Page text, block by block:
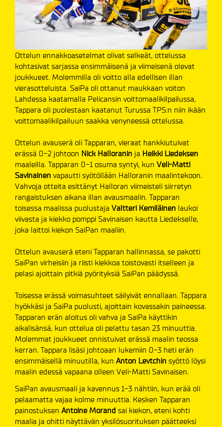
Ottelun ennakkoasetelmat olivat selkeät, ottelussa
kohtasivat sarjassa ensimmäisenä ja viimeisenä olevat
joukkueet. Molemmilla oli voitto alla edellisen illan
vierasotteluista. SaiPa oli ottanut maukkaan voiton
Lahdessa kaatamalla Pelicansin voittomaalikilpailussa,
Tappara oli puolestaan kaatanut Turussa TPS:n niin ikään
voittomaalikilpailuun saakka venyneessä ottelussa.
Ottelun avauserä oli Tapparan, vieraat hankkiutuivat
erässä 0-2 johtoon Nick Halloranin ja Heikki Liedeksen
maaleilla. Tapparan 0-1 osuma syntyi, kun Veli-Matti
Savinainen vapautti syötöllään Halloranin maalintekoon.
Vahvoja otteita esittänyt Halloran viimeisteli siirretyn
rangaistuksen aikana illan avausmaalin. Tapparan
toisessa maalissa puolustaja Valtteri Kemiläinen laukoi
viivasta ja kiekko pomppi Savinaisen kautta Liedekselle,
joka laittoi kiekon SaiPan maaliin.
Ottelun avauserä eteni Tapparan hallinnassa, se pakotti
SaiPan virheisiin ja riisti kiekkoa toistovasti itselleen ja
pelasi ajoittain pitkiä pyörityksiä SaiPan päädyssä.
Toisessa erässä voimasuhteet säilyivät ennallaan. Tappara
hyökkäsi ja SaiPa puolusti, ajoittain kovassakin paineessa.
Tapparan erän aloitus oli vahva ja SaiPa käyttikin
aikalisänsä, kun ottelua oli pelattu tasan 23 minuuttia.
Molemmat joukkueet onnistuivat erässä maalin teossa
kerran. Tappara lisäsi johtoaan lukemiin 0-3 heti erän
ensimmäisellä minuutilla, kun Anton Levtchin syöttö löysi
maalin edessä vapaana olleen Veli-Matti Savinaisen.
SaiPan avausmaali ja kavennus 1-3 nähtiin, kun erää oli
pelaamatta vajaa kolme minuuttia. Kesken Tapparan
painostuksen Antoine Morand sai kiekon, eteni kohti
maalia ja ohitti näyttävän yksilösuorituksen päätteeksi